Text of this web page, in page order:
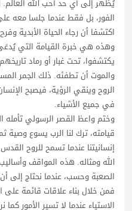
يُظهر إلى أي حد أحب الله العالم.
الفور، بل فقط عندما جلسا معه
اكتشفا أن رجاء الحياة الأبدية
وهذه هي خبرة القيامة التي
يكتشفوا، تحت غبار أو رماد
والموت أن تطفئه. ذلك الجمر
الروح وينقي الرؤية، فيصبح
في جميع الأشياء.
وختم واعظ القصر الرسولي تأمله
قيامته، ترك لنا الرب يسوع وصية
إنسانيتنا عندما تسمح للروح
الله ومثاله. هذه المواقف
الصعبة وحسب، عندما نحتاج إلى
فمن خلال بناء علاقات قائمة على
الاستياء عندما لا تسير الأمور